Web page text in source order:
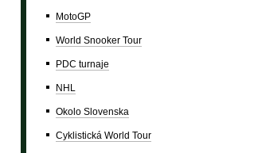
MotoGP
World Snooker Tour
PDC turnaje
NHL
Okolo Slovenska
Cyklistická World Tour